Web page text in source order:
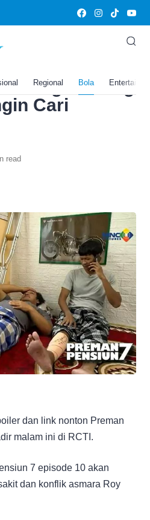
Regional Bola
Nonton
7 Episode
: Kang Gobang
Cari
read
dan link nonton Preman
malam ini di RCTI.
7 episode 10 akan
dan konflik asmara Roy